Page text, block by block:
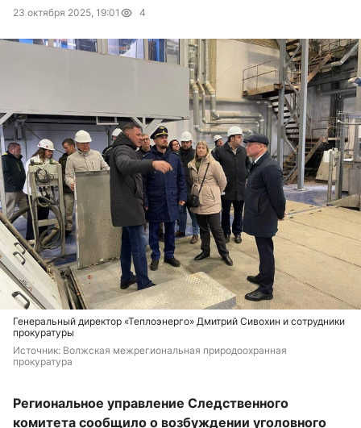
23 октября 2025, 19:01 4
Генеральный директор «Теплоэнерго» Дмитрий Сивохин и сотрудники
прокуратуры
Источник: Волжская межрегиональная природоохранная
прокуратура
Региональное управление Следственного
комитета сообщило о возбуждении уголовного